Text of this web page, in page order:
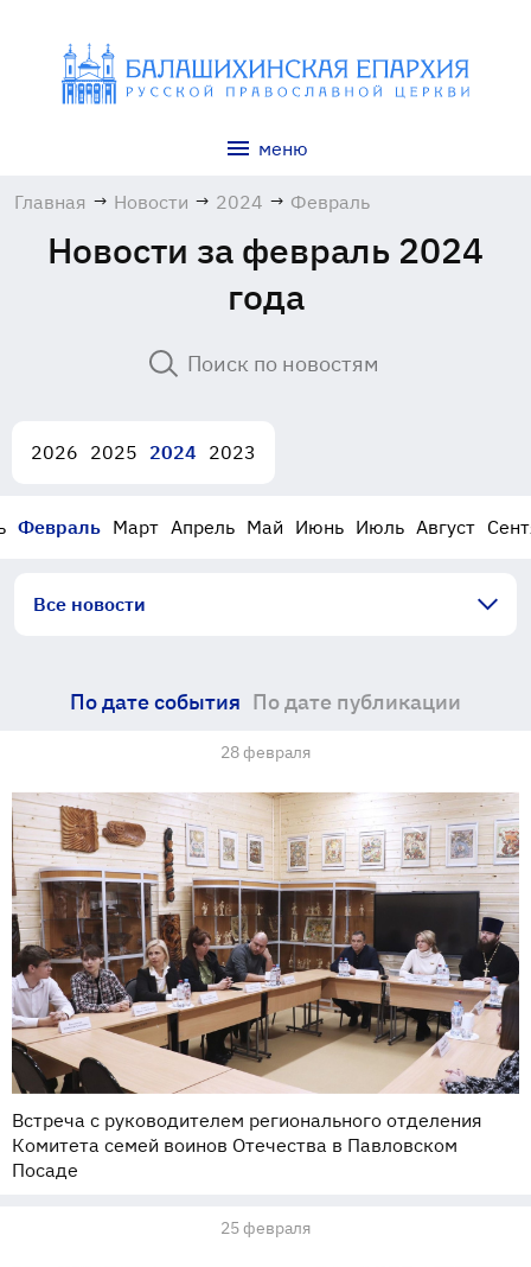
меню
Главная → Новости → 2024 → Февраль
Новости за февраль 2024
года
2026 2025 2024 2023
Февраль Март Апрель Май Июнь Июль Август
Все новости
По дате события По дате публикации
28 февраля
Встреча с руководителем регионального отделения
Комитета семей воинов Отечества в Павловском
Посаде
25 февраля